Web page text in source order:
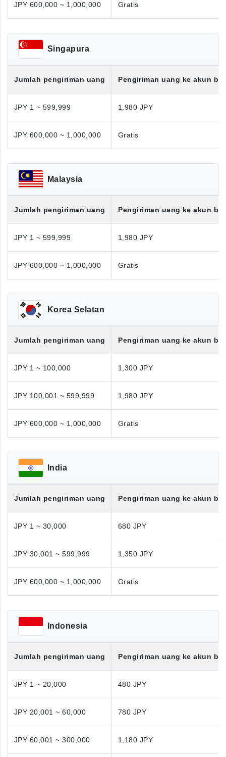
JPY 600,000 ~ 1,000,000 Gratis
Singapura
Jumlah pengiriman uang Pengiriman uang ke akun
JPY 1 ~ 599,999 1,980 JPY
JPY 600,000 ~ 1,000,000 Gratis
Malaysia
Jumlah pengiriman uang Pengiriman uang ke akun
JPY 1 ~ 599,999 1,980 JPY
JPY 600,000 ~ 1,000,000 Gratis
Korea Selatan
Jumlah pengiriman uang Pengiriman uang ke akun
JPY 1 ~ 100,000 1,300 JPY
JPY 100,001 ~ 599,999 1,980 JPY
JPY 600,000 ~ 1,000,000 Gratis
India
Jumlah pengiriman uang Pengiriman uang ke akun
JPY 1 ~ 30,000 680 JPY
JPY 30,001 ~ 599,999 1,350 JPY
JPY 600,000 ~ 1,000,000 Gratis
Indonesia
Jumlah pengiriman uang Pengiriman uang ke akun
JPY 1 ~ 20,000 480 JPY
JPY 20,001 ~ 60,000 780 JPY
JPY 60,001 ~ 300,000 1,180 JPY